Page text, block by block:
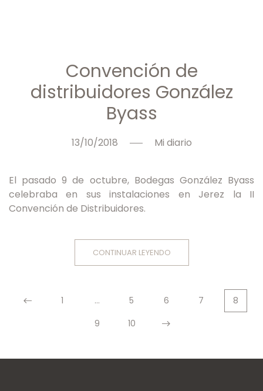
Convención de
distribuidores González
Byass
13/10/2018 Mi diario
El pasado 9 de octubre, Bodegas González Byass
celebraba en sus instalaciones en Jerez la II
Convención de Distribuidores.
CONTINUAR LEYENDO
1 … 5 6 7
8
9
10